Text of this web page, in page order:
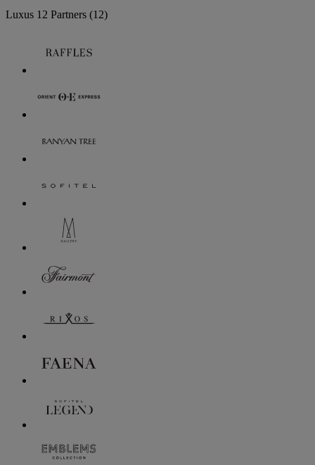
Luxus 12 Partners (12)